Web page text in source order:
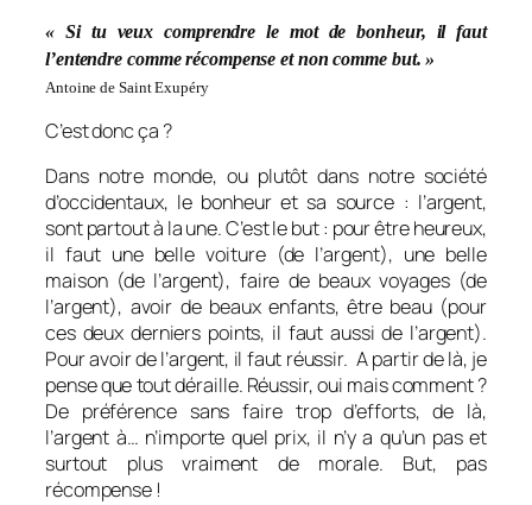
« Si tu veux comprendre le mot de bonheur, il faut
l’entendre comme récompense et non comme but. »
Antoine de Saint Exupéry
C’est donc ça ?
Dans notre monde, ou plutôt dans notre société
d’occidentaux, le bonheur et sa source : l’argent,
sont partout à la une. C’est le but : pour être heureux,
il faut une belle voiture (de l’argent), une belle
maison (de l’argent), faire de beaux voyages (de
l’argent), avoir de beaux enfants, être beau (pour
ces deux derniers points, il faut aussi de l’argent).
Pour avoir de l’argent, il faut réussir. A partir de là, je
pense que tout déraille. Réussir, oui mais comment ?
De préférence sans faire trop d’efforts, de là,
l’argent à… n’importe quel prix, il n’y a qu’un pas et
surtout plus vraiment de morale. But, pas
récompense !